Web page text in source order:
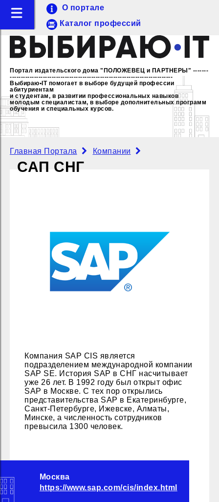
Портал издательского дома "ПОЛОЖЕВЕЦ и ПАРТНЕРЫ" -------
--------------------------------------------------------------------------
Выбираю•IT помогает в выборе будущей профессии
абитуриентам
и студентам, в развитии профессиональных навыков
молодым специалистам, в выборе дополнительных программ
обучения и специальных курсов.
О портале
Каталог профессий
Главная Портала Компании
САП СНГ
Компания SAP CIS является
подразделением международной компании
SAP SE. История SAP в СНГ насчитывает
уже 26 лет. В 1992 году был открыт офис
SAP в Москве. С тех пор открылись
представительства SAP в Екатеринбурге,
Санкт-Петербурге, Ижевске, Алматы,
Минске, а численность сотрудников
превысила 1300 человек.
Москва
https://www.sap.com/cis/index.html